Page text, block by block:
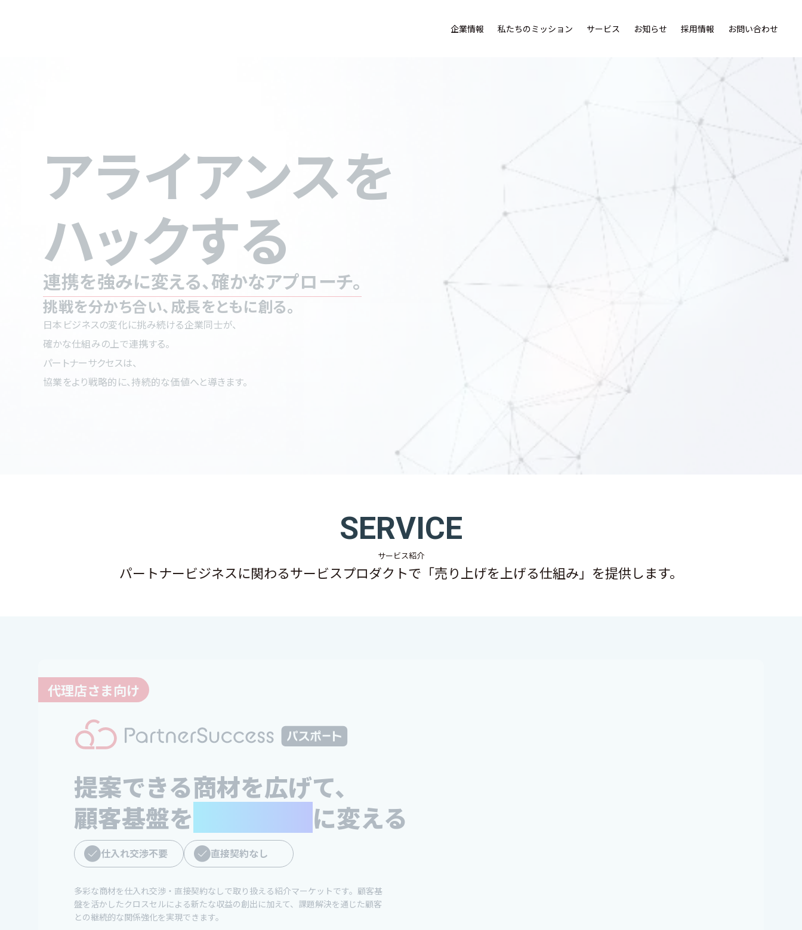
企業情報 私たちのミッション サービス お知らせ 採用情報 お問い合わせ
アライアンスを
ハックする
連携を強みに変える、確かなアプローチ。
挑戦を分かち合い、成長をともに創る。
日本ビジネスの変化に挑み続ける企業同士が、
確かな仕組みの上で連携する。
パートナーサクセスは、
協業をより戦略的に、持続的な価値へと導きます。
SERVICE
サービス紹介
パートナービジネスに関わるサービスプロダクトで「売り上げを上げる仕組み」を提供します。
代理店さま向け
提案できる商材を広げて、
顧客基盤を
に変える
仕入れ交渉不要 直接契約なし
多彩な商材を仕入れ交渉・直接契約なしで取り扱える紹介マーケットです。顧客基
盤を活かしたクロスセルによる新たな収益の創出に加えて、課題解決を通じた顧客
との継続的な関係強化を実現できます。